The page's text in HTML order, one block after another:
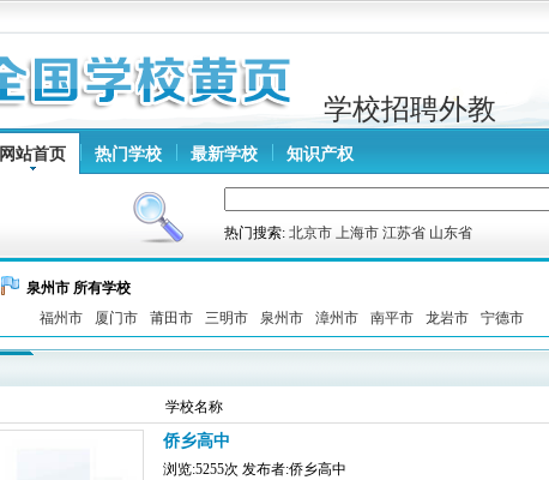
学校招聘外教
网站首页 热门学校 最新学校 知识产权
热门搜索: 北京市 上海市 江苏省 山东省
泉州市 所有学校
福州市
厦门市 莆田市 三明市 泉州市 漳州市 南平市 龙岩市 宁德市
学校名称
侨乡高中
浏览:5255次 发布者:侨乡高中